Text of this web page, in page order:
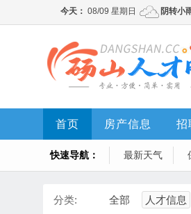
首页 房产信息 招
快速导航： 最新天气
分类: 全部 人才信息